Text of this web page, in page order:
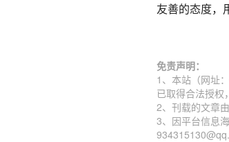
友善的态度，
免责声明：
1、本站（网址
已取得合法授权
2、刊载的文章
3、因平台信息